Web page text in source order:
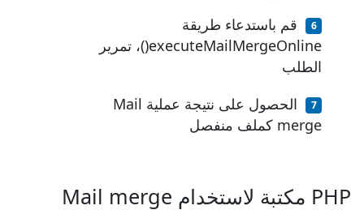
قم باستدعاء طريقة
executeMailMergeOnline()، تمرير
الطلب
الحصول على نتيجة عملية Mail
merge كملف منفصل
PHP مكتبة لاستخدام Mail merge